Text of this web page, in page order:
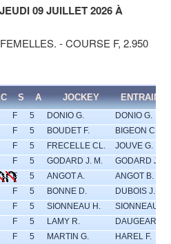
09 JUILLET 2026 À
- COURSE F, 2.950
S A JOCKEY
F 5 DONIO G.
DONIO G.
F 5 BOUDET F.
BIGEON CH.
F 5 FRECELLE CL.
JOUVE G.
F 5 GODARD J. M.
GODARD J.M.
F 5 ANGOT A.
ANGOT B.
F 5 BONNE D.
DUBOIS J.P.
F 5 SIONNEAU H.
SIONNEAU H.
F 5 LAMY R.
DAUGEARD
F 5 MARTIN G.
HAREL F.